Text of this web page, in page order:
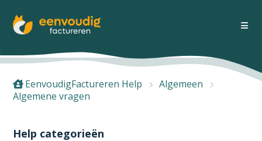
EenvoudigFactureren Help
Algemeen
Algemene vragen
Help categorieën